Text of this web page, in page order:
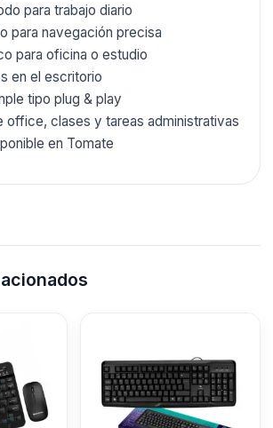
para trabajo diario
para navegación precisa
para oficina o estudio
en el escritorio
tipo plug & play
office, clases y tareas administrativas
en Tomate